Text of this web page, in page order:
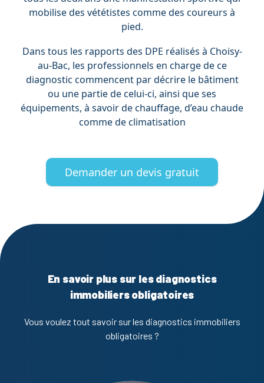
mobilise des vététistes comme des coureurs à
pied.
Dans tous les rapports des DPE réalisés à Choisy-
au-Bac, les professionnels en charge de ce
diagnostic commencent par décrire le bâtiment
ou une partie de celui-ci, ainsi que ses
équipements, à savoir de chauffage, d’eau chaude
comme de climatisation
Demander un devis gratuit
En savoir plus sur les diagnostics
immobiliers obligatoires
Vous voulez tout savoir sur les diagnostics immobiliers
obligatoires ?